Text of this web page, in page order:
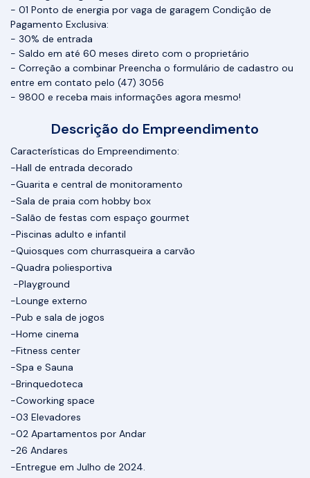
- 01 Ponto de energia por vaga de garagem Condição de
Pagamento Exclusiva:
- 30% de entrada
- Saldo em até 60 meses direto com o proprietário
- Correção a combinar Preencha o formulário de cadastro ou
entre em contato pelo (47) 3056
- 9800 e receba mais informações agora mesmo!
Descrição do Empreendimento
Características do Empreendimento:
-Hall de entrada decorado
-Guarita e central de monitoramento
-Sala de praia com hobby box
-Salão de festas com espaço gourmet
-Piscinas adulto e infantil
-Quiosques com churrasqueira a carvão
-Quadra poliesportiva
-Playground
-Lounge externo
-Pub e sala de jogos
-Home cinema
-Fitness center
-Spa e Sauna
-Brinquedoteca
-Coworking space
-03 Elevadores
-02 Apartamentos por Andar
-26 Andares
-Entregue em Julho de 2024.